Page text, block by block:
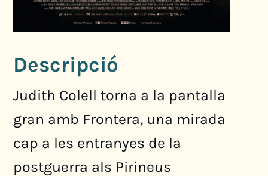
Descripció
Judith Colell torna a la pantalla
gran amb Frontera, una mirada
cap a les entranyes de la
postguerra als Pirineus